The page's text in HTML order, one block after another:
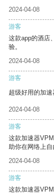
2024-04-08
游客
这款app的酒店
验。
2024-04-08
游客
超级好用的加
2024-04-08
游客
这款加速器
助你在网络上自
2024-04-08
游客
这款加速器